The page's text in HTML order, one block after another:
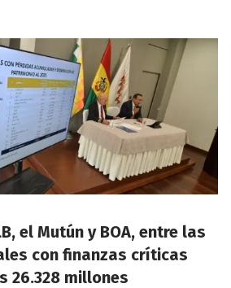
el Mutún y BOA, entre las
con finanzas críticas
26.328 millones